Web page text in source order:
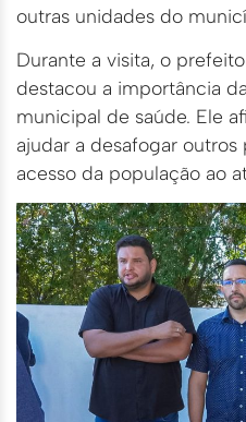
outras unidades do
Durante a visita, o
destacou a importância
municipal de saúde. Ele
ajudar a desafogar
acesso da população ao